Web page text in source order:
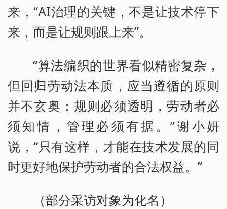
来，“AI治理的关键，不是让技术停下
来，而是让规则跟上来”。
“算法编织的世界看似精密复杂，
但回归劳动法本质，应当遵循的原则
并不玄奥：规则必须透明，劳动者必
须知情，管理必须有据。”谢小妍
说，“只有这样，才能在技术发展的同
时更好地保护劳动者的合法权益。”
（部分采访对象为化名）